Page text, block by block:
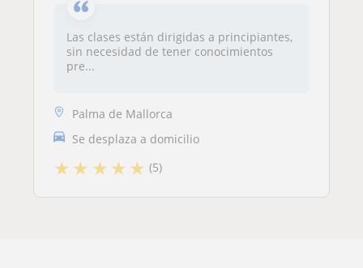
Las clases están dirigidas a principiantes,
sin necesidad de tener conocimientos
pre...
Palma de Mallorca
Se desplaza a domicilio
★★ ★★★ (5)